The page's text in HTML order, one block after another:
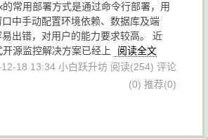
常用部署方式是通过命令行部署，用
中手动配置环境依赖、数据库及端
出错，对用户的能力要求较高。 近
源监控解决方案已经上
阅读全文
18 13:34 小白跃升坊 阅读(254) 评论
(0) 推荐(0)